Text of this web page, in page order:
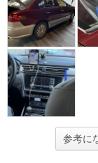
参考に